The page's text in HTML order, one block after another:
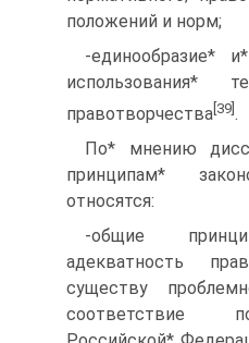
положений и норм;
-единообразие*
использования*
правотворчества [39] .
По* мнению
принципам*
относятся:
-общие
адекватность
существу
соответствие